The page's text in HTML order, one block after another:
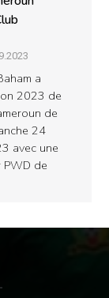
a
2023 de
de
24
avec une
de